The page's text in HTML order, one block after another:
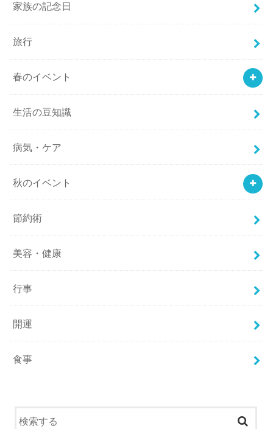
家族の記念日
旅行
春のイベント
生活の豆知識
病気・ケア
秋のイベント
節約術
美容・健康
行事
開運
食事